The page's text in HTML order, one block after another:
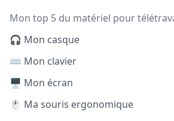
Mon top 5 du matériel pour
🎧 Mon casque
⌨️ Mon clavier
🖥️ Mon écran
🖱️ Ma souris ergonomique